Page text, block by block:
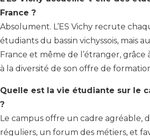
France ?
Absolument. L’ES Vichy recrute
étudiants du bassin vichyssois, mais
France et même de l’étranger, grâce
à la diversité de son offre de
Quelle est la vie étudiante sur le
?
Le campus offre un cadre agréable,
réguliers, un forum des métiers, et